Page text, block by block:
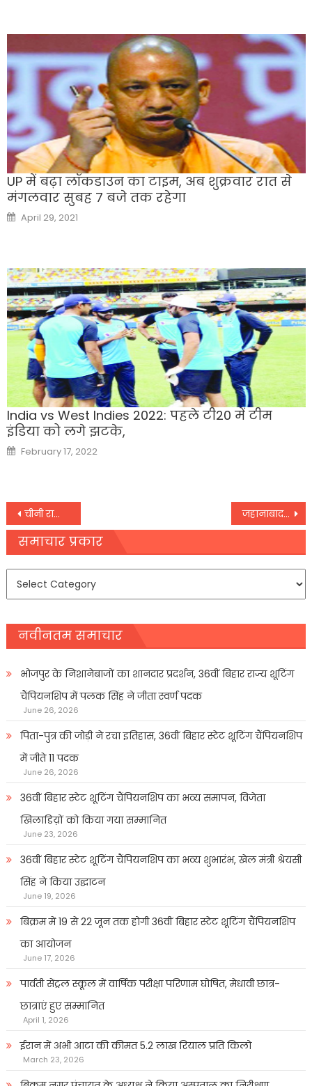
UP में बढ़ा लॉकडाउन का टाइम, अब शुक्रवार रात से
मंगलवार सुबह 7 बजे तक रहेगा
Posted
on
April 29, 2021
India vs West Indies 2022: पहले टी20 में टीम
इंडिया को लगे झटके,
Posted
on
February 17, 2022
Post
navigation
चीनी राष्ट्रपति जिनपिंग ने पीएम मोदी को लिखा पत्र – ‘दूर के रिश्तेदार पड़ोसी की तरह अच्छे नहीं होते’ जहानाबाद: लॉकडाउन के दूसरे दिन डीएम ने चार दुकानों को किया सील
समाचार प्रकार
नवीनतम समाचार
भोजपुर के निशानेबाजों का शानदार प्रदर्शन, 36वीं बिहार राज्य शूटिंग
चैंपियनशिप में पलक सिंह ने जीता स्वर्ण पदक
June 26, 2026
पिता-पुत्र की जोड़ी ने रचा इतिहास, 36वीं बिहार स्टेट शूटिंग चैंपियनशिप
में जीते 11 पदक
June 26, 2026
36वीं बिहार स्टेट शूटिंग चैंपियनशिप का भव्य समापन, विजेता
खिलाडिय़ों को किया गया सम्मानित
June 23, 2026
36वीं बिहार स्टेट शूटिंग चैंपियनशिप का भव्य शुभारंभ, खेल मंत्री श्रेयसी
सिंह ने किया उद्घाटन
June 19, 2026
बिक्रम में 19 से 22 जून तक होगी 36वीं बिहार स्टेट शूटिंग चैंपियनशिप
का आयोजन
June 17, 2026
पार्वती सेंट्रल स्कूल में वार्षिक परीक्षा परिणाम घोषित, मेधावी छात्र-
छात्राएं हुए सम्मानित
April 1, 2026
ईरान में अभी आटा की कीमत 5.2 लाख रियाल प्रति किलो
March 23, 2026